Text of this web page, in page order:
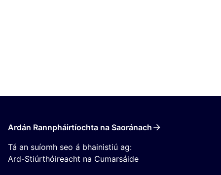
Ardán Rannpháirtíochta na Saoránach
Tá an suíomh seo á bhainistiú ag:
Ard-Stiúrthóireacht na Cumarsáide